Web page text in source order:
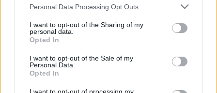
Please note that this website/app uses one or more Google
not limited to your visit or usage behaviour. You may click to
grant or deny consent to Google and its third-party tags to
use your data for below specified purposes in below Google
consent section.
Personal Data Processing Opt Outs
I want to opt-out of the Sharing of my
personal data.
Opted In
I want to opt-out of the Sale of my
Personal Data.
Opted In
εντυπωσιασμού. Αν λοιπόν περιμένατε ένα
περιβάλλον από το cockpit της GR Corolla είναι
πολύ πιθανόν να απογοητευτείτε από την πρώτη
προαναγγέλλοντας την άφιξη του αυτοκινήτου τους